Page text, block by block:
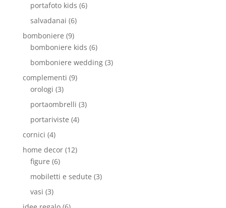
portafoto kids (6)
salvadanai (6)
bomboniere (9)
bomboniere kids (6)
bomboniere wedding(3)
complementi (9)
orologi (3)
portaombrelli (3)
portariviste (4)
cornici (4)
home decor(12)
figure (6)
mobiletti e sedute (3)
vasi (3)